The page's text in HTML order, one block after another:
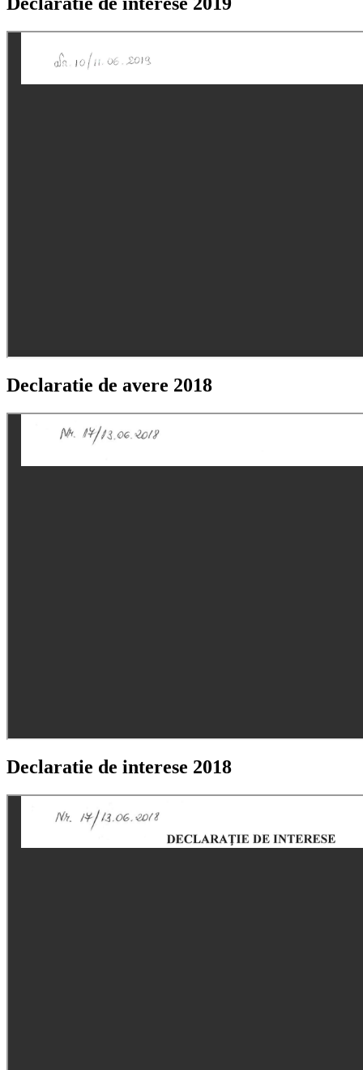
Declaratie de avere 2018
Declaratie de interese 2018